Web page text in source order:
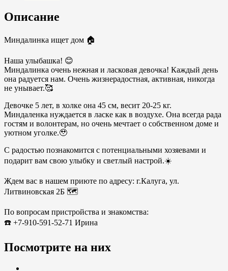
Описание
Миндалинка ищет дом 🏠
Наша улыбашка! 😊
Миндалинка очень нежная и ласковая девочка! Каждый день
она радуется нам. Очень жизнерадостная, активная, никогда
не унывает.🥰
Девочке 5 лет, в холке она 45 см, весит 20-25 кг.
Миндаленка нуждается в ласке как в воздухе. Она всегда рада
гостям и волонтерам, но очень мечтает о собственном доме и
уютном уголке.🥹
С радостью познакомится с потенциальными хозяевами и
подарит вам свою улыбку и светлый настрой.☀️
Ждем вас в нашем приюте по адресу: г.Калуга, ул.
Литвиновская 2Б 🗺️
По вопросам пристройства и знакомства:
☎️ +7-910-591-52-71 Ирина
Посмотрите на них